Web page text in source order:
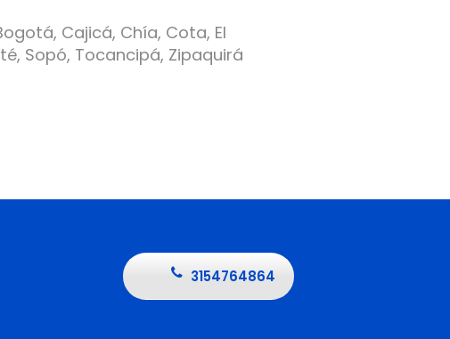
Cajicá, Chía, Cota, El
Sopó, Tocancipá, Zipaquirá
3154764864